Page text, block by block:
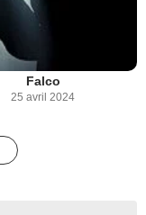
Falco
25 avril 2024